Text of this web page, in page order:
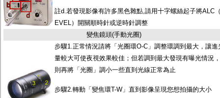
註d.若發現影像有許多黑色雜點,請用十字螺絲起子將ALC
EVEL）開關順時針或逆時針調整
變焦鏡頭(手動光圈)
步驟1.正常情況請將「光圈環O-C」調整環調到最大，讓進
量較大可使夜視效果較佳；但若調到最大發現有曝光情況，
則再將「光圈」調小一些直到光線正常為止
步驟2.轉動「變焦環T-W」直到影像呈現您想拍攝的大小